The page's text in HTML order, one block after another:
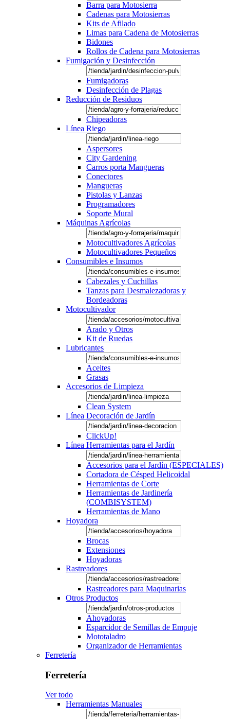
Barra para Motosierra
Cadenas para Motosierras
Kits de Afilado
Limas para Cadena de Motosierras
Bidones
Rollos de Cadena para Motosierras
Fumigación y Desinfección
Fumigadoras
Desinfección de Plagas
Reducción de Residuos
Chipeadoras
Línea Riego
Aspersores
City Gardening
Carros porta Mangueras
Conectores
Mangueras
Pistolas y Lanzas
Programadores
Soporte Mural
Máquinas Agrícolas
Motocultivadores Agrícolas
Motocultivadores Pequeños
Consumibles e Insumos
Cabezales y Cuchillas
Tanzas para Desmalezadoras y
Bordeadoras
Motocultivador
Arado y Otros
Kit de Ruedas
Lubricantes
Aceites
Grasas
Accesorios de Limpieza
Clean System
Línea Decoración de Jardín
ClickUp!
Línea Herramientas para el Jardín
Accesorios para el Jardín (ESPECIALES)
Cortadora de Césped Helicoidal
Herramientas de Corte
Herramientas de Jardinería
(COMBISYSTEM)
Herramientas de Mano
Hoyadora
Brocas
Extensiones
Hoyadoras
Rastreadores
Rastreadores para Maquinarias
Otros Productos
Ahoyadoras
Esparcidor de Semillas de Empuje
Mototaladro
Organizador de Herramientas
Ferretería
Ferretería
Ver todo
Herramientas Manuales